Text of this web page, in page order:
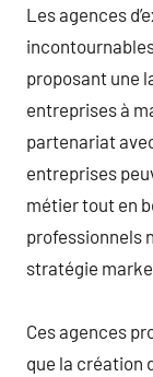
Les agences
proposant une
entreprises à
partenariat
entreprises
métier tout en
professionnels
stratégie
Ces agences
que la création